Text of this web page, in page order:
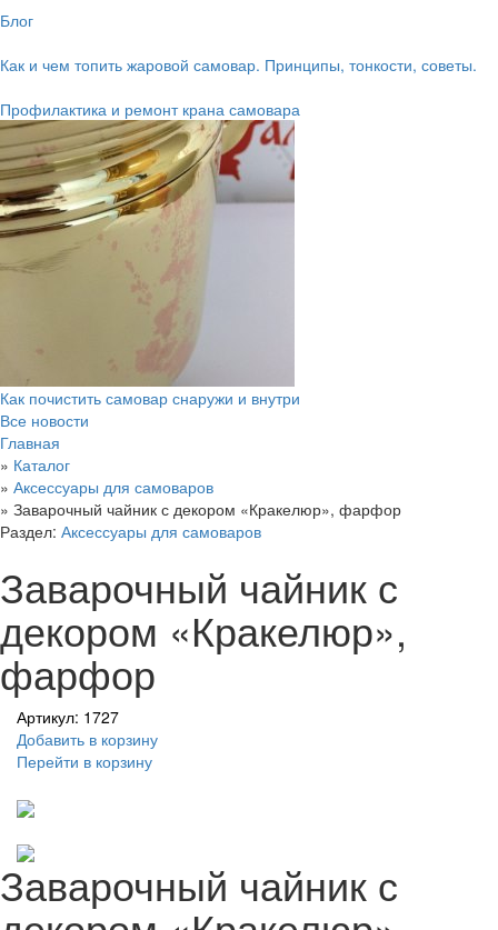
Блог
Как и чем топить жаровой самовар. Принципы, тонкости, советы.
Профилактика и ремонт крана самовара
Как почистить самовар снаружи и внутри
Все новости
Главная
» Каталог
» Аксессуары для самоваров
» Заварочный чайник с декором «Кракелюр», фарфор
Раздел: Аксессуары для самоваров
Заварочный чайник с
декором «Кракелюр»,
фарфор
Артикул: 1727
Добавить в корзину
Перейти в корзину
Заварочный чайник с